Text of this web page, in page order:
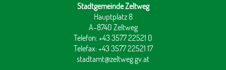
Stadtgemeinde Zeltweg
Hauptplatz 8
A-8740 Zeltweg
Telefon: +43 3577 22521 0
Telefax: +43 3577 22521 17
stadtamt@zeltweg.gv.at